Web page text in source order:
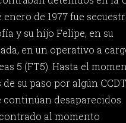
enero de 1977 fue
y su hijo Felipe, en su
en un operativo a
5 (FT5). Hasta el
su paso por algún
continúan desaparecidos.
al momento